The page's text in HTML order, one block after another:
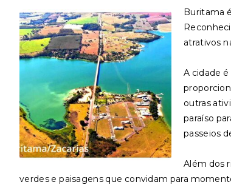
Buritama
atrativos
A cidade
outras
paraíso
passeios
Além dos
verdes e paisagens que convidam para